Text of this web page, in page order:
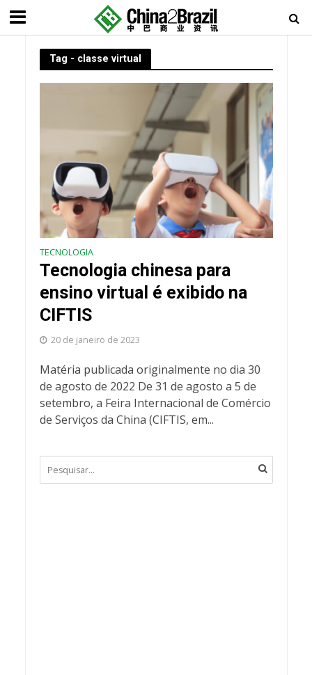
Tag - classe virtual
TECNOLOGIA
Tecnologia chinesa para
ensino virtual é exibido na
CIFTIS
20 de janeiro de 2023
Matéria publicada originalmente no dia 30
de agosto de 2022 De 31 de agosto a 5 de
setembro, a Feira Internacional de Comércio
de Serviços da China (CIFTIS, em...